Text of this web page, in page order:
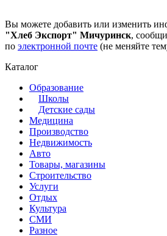
Вы можете добавить или изменить
"Хлеб Экспорт" Мичуринск,
по электронной почте (не меняйте
Каталог
Образование
Школы
Детские сады
Медицина
Производство
Недвижимость
Авто
Товары, магазины
Строительство
Услуги
Отдых
Культура
СМИ
Разное